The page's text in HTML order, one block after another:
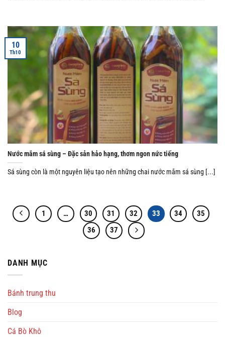
Nước mắm sá sùng – Đặc sản hảo hạng, thơm ngon nức tiếng
Sá sùng còn là một nguyên liệu tạo nên những chai nước mắm sá sùng [...]
10
Th10
1 … 30 31 32 33 34
35
36
37
DANH MỤC
Bánh trung thu
Blog
Cá Bò Khô